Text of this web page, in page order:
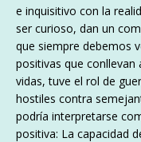
e inquisitivo con la
ser curioso, dan un
que siempre debemos
positivas que conllevan
vidas, tuve el rol de
hostiles contra
podría interpretarse
positiva: La capacidad